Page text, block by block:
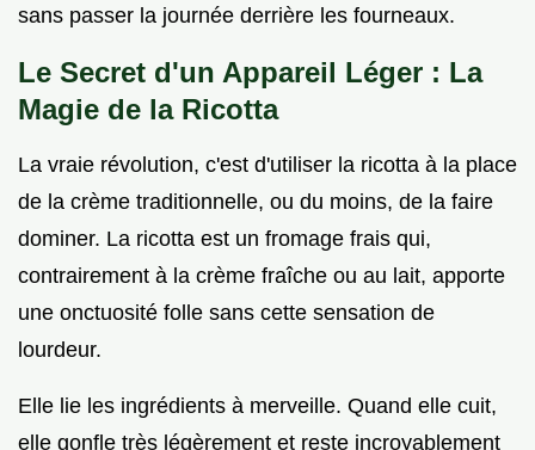
sans passer la journée derrière les fourneaux.
Le Secret d'un Appareil Léger : La
Magie de la Ricotta
La vraie révolution, c'est d'utiliser la ricotta à la place
de la crème traditionnelle, ou du moins, de la faire
dominer. La ricotta est un fromage frais qui,
contrairement à la crème fraîche ou au lait, apporte
une onctuosité folle sans cette sensation de
lourdeur.
Elle lie les ingrédients à merveille. Quand elle cuit,
elle gonfle très légèrement et reste incroyablement